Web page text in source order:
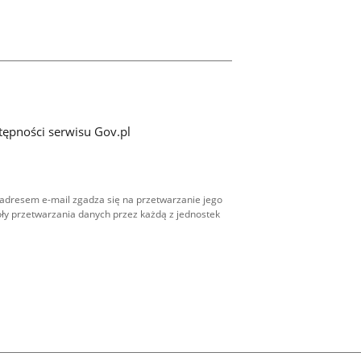
serwisu Gov.pl
e-mail zgadza się na przetwarzanie jego
przetwarzania danych przez każdą z jednostek